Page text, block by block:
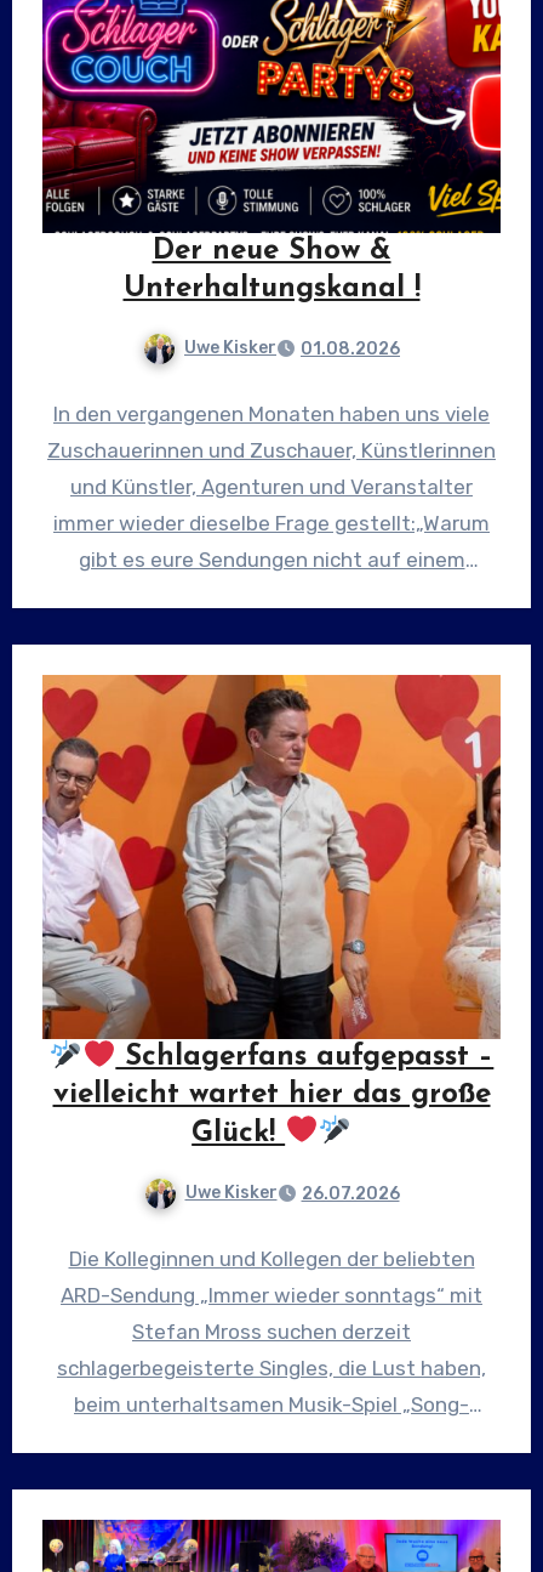
Der neue Show &
Unterhaltungskanal !
Uwe Kisker 01.08.2026
In den vergangenen Monaten haben uns viele
Zuschauerinnen und Zuschauer, Künstlerinnen
und Künstler, Agenturen und Veranstalter
immer wieder dieselbe Frage gestellt:„Warum
gibt es eure Sendungen nicht auf einem
Schlagerfans aufgepasst –
vielleicht wartet hier das große
Glück!
Uwe Kisker 26.07.2026
Die Kolleginnen und Kollegen der beliebten
ARD-Sendung „Immer wieder sonntags“ mit
Stefan Mross suchen derzeit
schlagerbegeisterte Singles, die Lust haben,
beim unterhaltsamen Musik-Spiel „Song-